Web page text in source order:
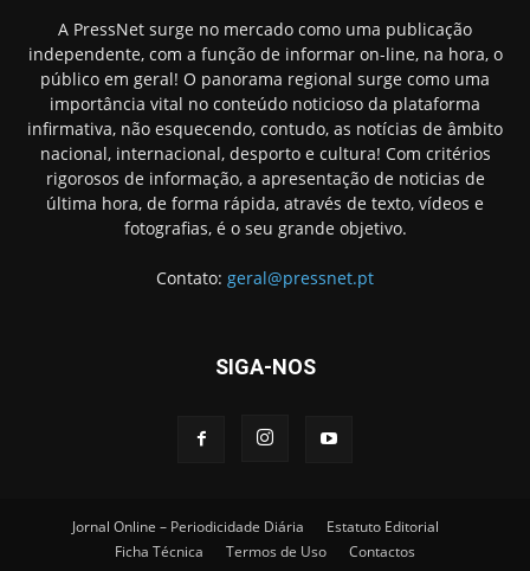
A PressNet surge no mercado como uma publicação
independente, com a função de informar on-line, na hora, o
público em geral! O panorama regional surge como uma
importância vital no conteúdo noticioso da plataforma
infirmativa, não esquecendo, contudo, as notícias de âmbito
nacional, internacional, desporto e cultura! Com critérios
rigorosos de informação, a apresentação de noticias de
última hora, de forma rápida, através de texto, vídeos e
fotografias, é o seu grande objetivo.
Contato: geral@pressnet.pt
SIGA-NOS
Jornal Online – Periodicidade Diária
Estatuto Editorial
Ficha Técnica
Termos de Uso Contactos